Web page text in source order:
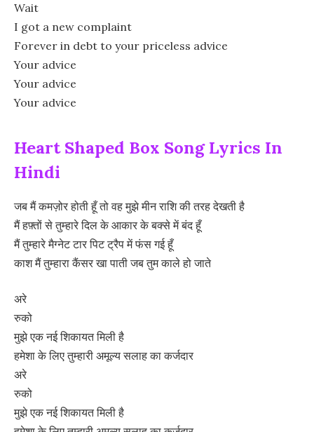
Wait
I got a new complaint
Forever in debt to your priceless advice
Your advice
Your advice
Your advice
Heart Shaped Box Song Lyrics In
Hindi
जब मैं कमज़ोर होती हूँ तो वह मुझे मीन राशि की तरह देखती है
मैं हफ़्तों से तुम्हारे दिल के आकार के बक्से में बंद हूँ
मैं तुम्हारे मैग्नेट टार पिट ट्रैप में फंस गई हूँ
काश मैं तुम्हारा कैंसर खा पाती जब तुम काले हो जाते
अरे
रुको
मुझे एक नई शिकायत मिली है
हमेशा के लिए तुम्हारी अमूल्य सलाह का कर्जदार
अरे
रुको
मुझे एक नई शिकायत मिली है